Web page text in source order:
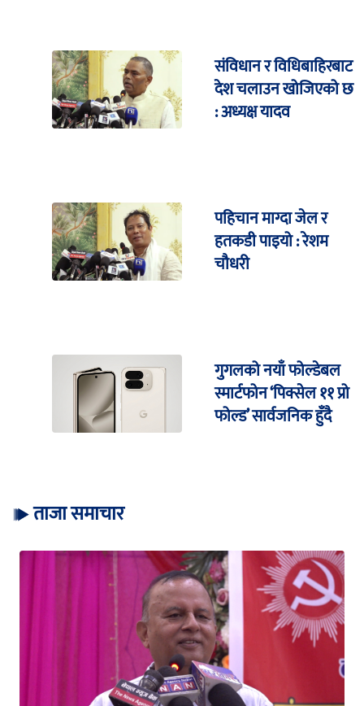
संविधान र विधिबाहिरबाट
देश चलाउन खोजिएको छ
: अध्यक्ष यादव
पहिचान माग्दा जेल र
हतकडी पाइयो : रेशम
चौधरी
गुगलको नयाँ फोल्डेबल
स्मार्टफोन ‘पिक्सेल ११ प्रो
फोल्ड’ सार्वजनिक हुँदै
ताजा समाचार